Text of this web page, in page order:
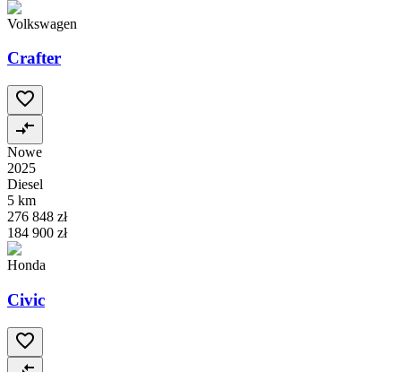
Volkswagen
Crafter
Nowe
2025
Diesel
5 km
276 848 zł
184 900 zł
Honda
Civic